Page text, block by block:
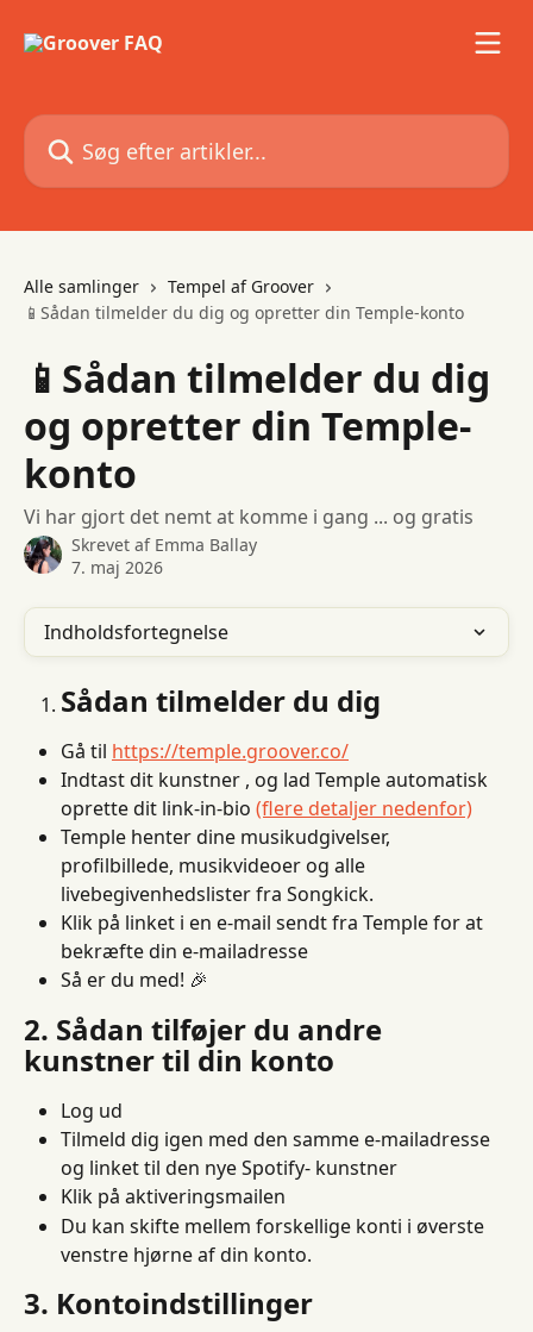
Søg efter artikler...
Alle samlinger
Tempel af Groover
📱Sådan tilmelder du dig og opretter din Temple-konto
📱Sådan tilmelder du dig
og opretter din Temple-
konto
Vi har gjort det nemt at komme i gang ... og gratis
Skrevet af Emma Ballay
7. maj 2026
Indholdsfortegnelse
Sådan tilmelder du dig
Gå til https://temple.groover.co/
Indtast dit kunstner , og lad Temple automatisk
oprette dit link-in-bio (flere detaljer nedenfor)
Temple henter dine musikudgivelser,
profilbillede, musikvideoer og alle
livebegivenhedslister fra Songkick.
Klik på linket i en e-mail sendt fra Temple for at
bekræfte din e-mailadresse
Så er du med! 🎉
2. Sådan tilføjer du andre
kunstner til din konto
Log ud
Tilmeld dig igen med den samme e-mailadresse
og linket til den nye Spotify- kunstner
Klik på aktiveringsmailen
Du kan skifte mellem forskellige konti i øverste
venstre hjørne af din konto.
3. Kontoindstillinger